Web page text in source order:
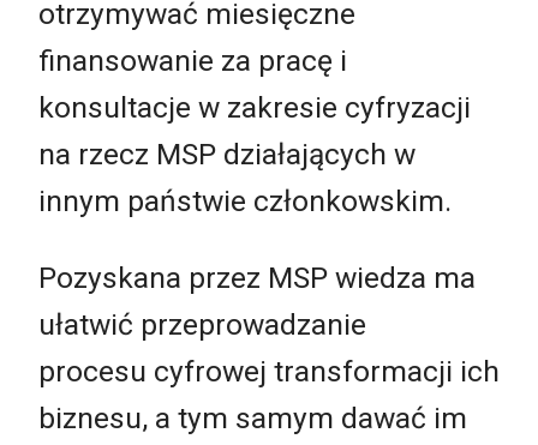
otrzymywać miesięczne
finansowanie za pracę i
konsultacje w zakresie cyfryzacji
na rzecz MSP działających w
innym państwie członkowskim.
Pozyskana przez MSP wiedza ma
ułatwić przeprowadzanie
procesu cyfrowej transformacji ich
biznesu, a tym samym dawać im